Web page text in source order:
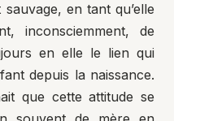
en tant qu’elle
inconsciemment, de
en elle le lien qui
depuis la naissance.
que cette attitude se